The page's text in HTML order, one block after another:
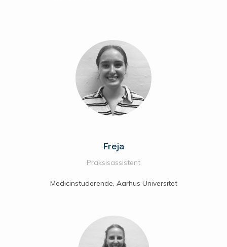
Freja
Praksisassistent
Medicinstuderende, Aarhus Universitet